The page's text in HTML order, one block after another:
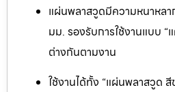
แผ่นพลาสวูดมีความหนาหล
มม. รองรับการใช้งานแบบ
ต่างกันตามงาน
ใช้งานได้ทั้ง “แผ่นพลาสวูด สี